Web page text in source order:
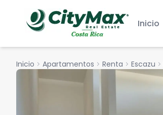
Inicio
Inicio chevron_right Apartamentos chevron_right Renta chevron_right Escazu chevron_right